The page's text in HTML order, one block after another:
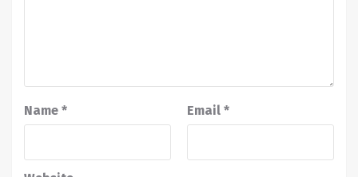
Name * Email *